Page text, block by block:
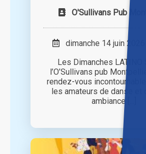
O'Sullivans Pub
dimanche 14 juin 2026
Les Dimanches LATINO
l’O’Sullivans pub
rendez-vous incontournable
les amateurs de danse et
ambiance [...]